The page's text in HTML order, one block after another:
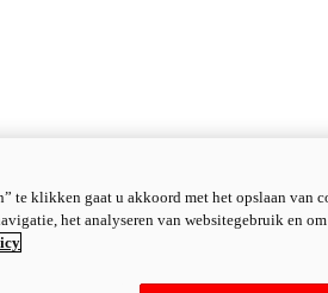
te klikken gaat u akkoord met het opslaan van
het analyseren van websitegebruik en